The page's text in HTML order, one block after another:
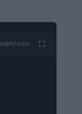
Media